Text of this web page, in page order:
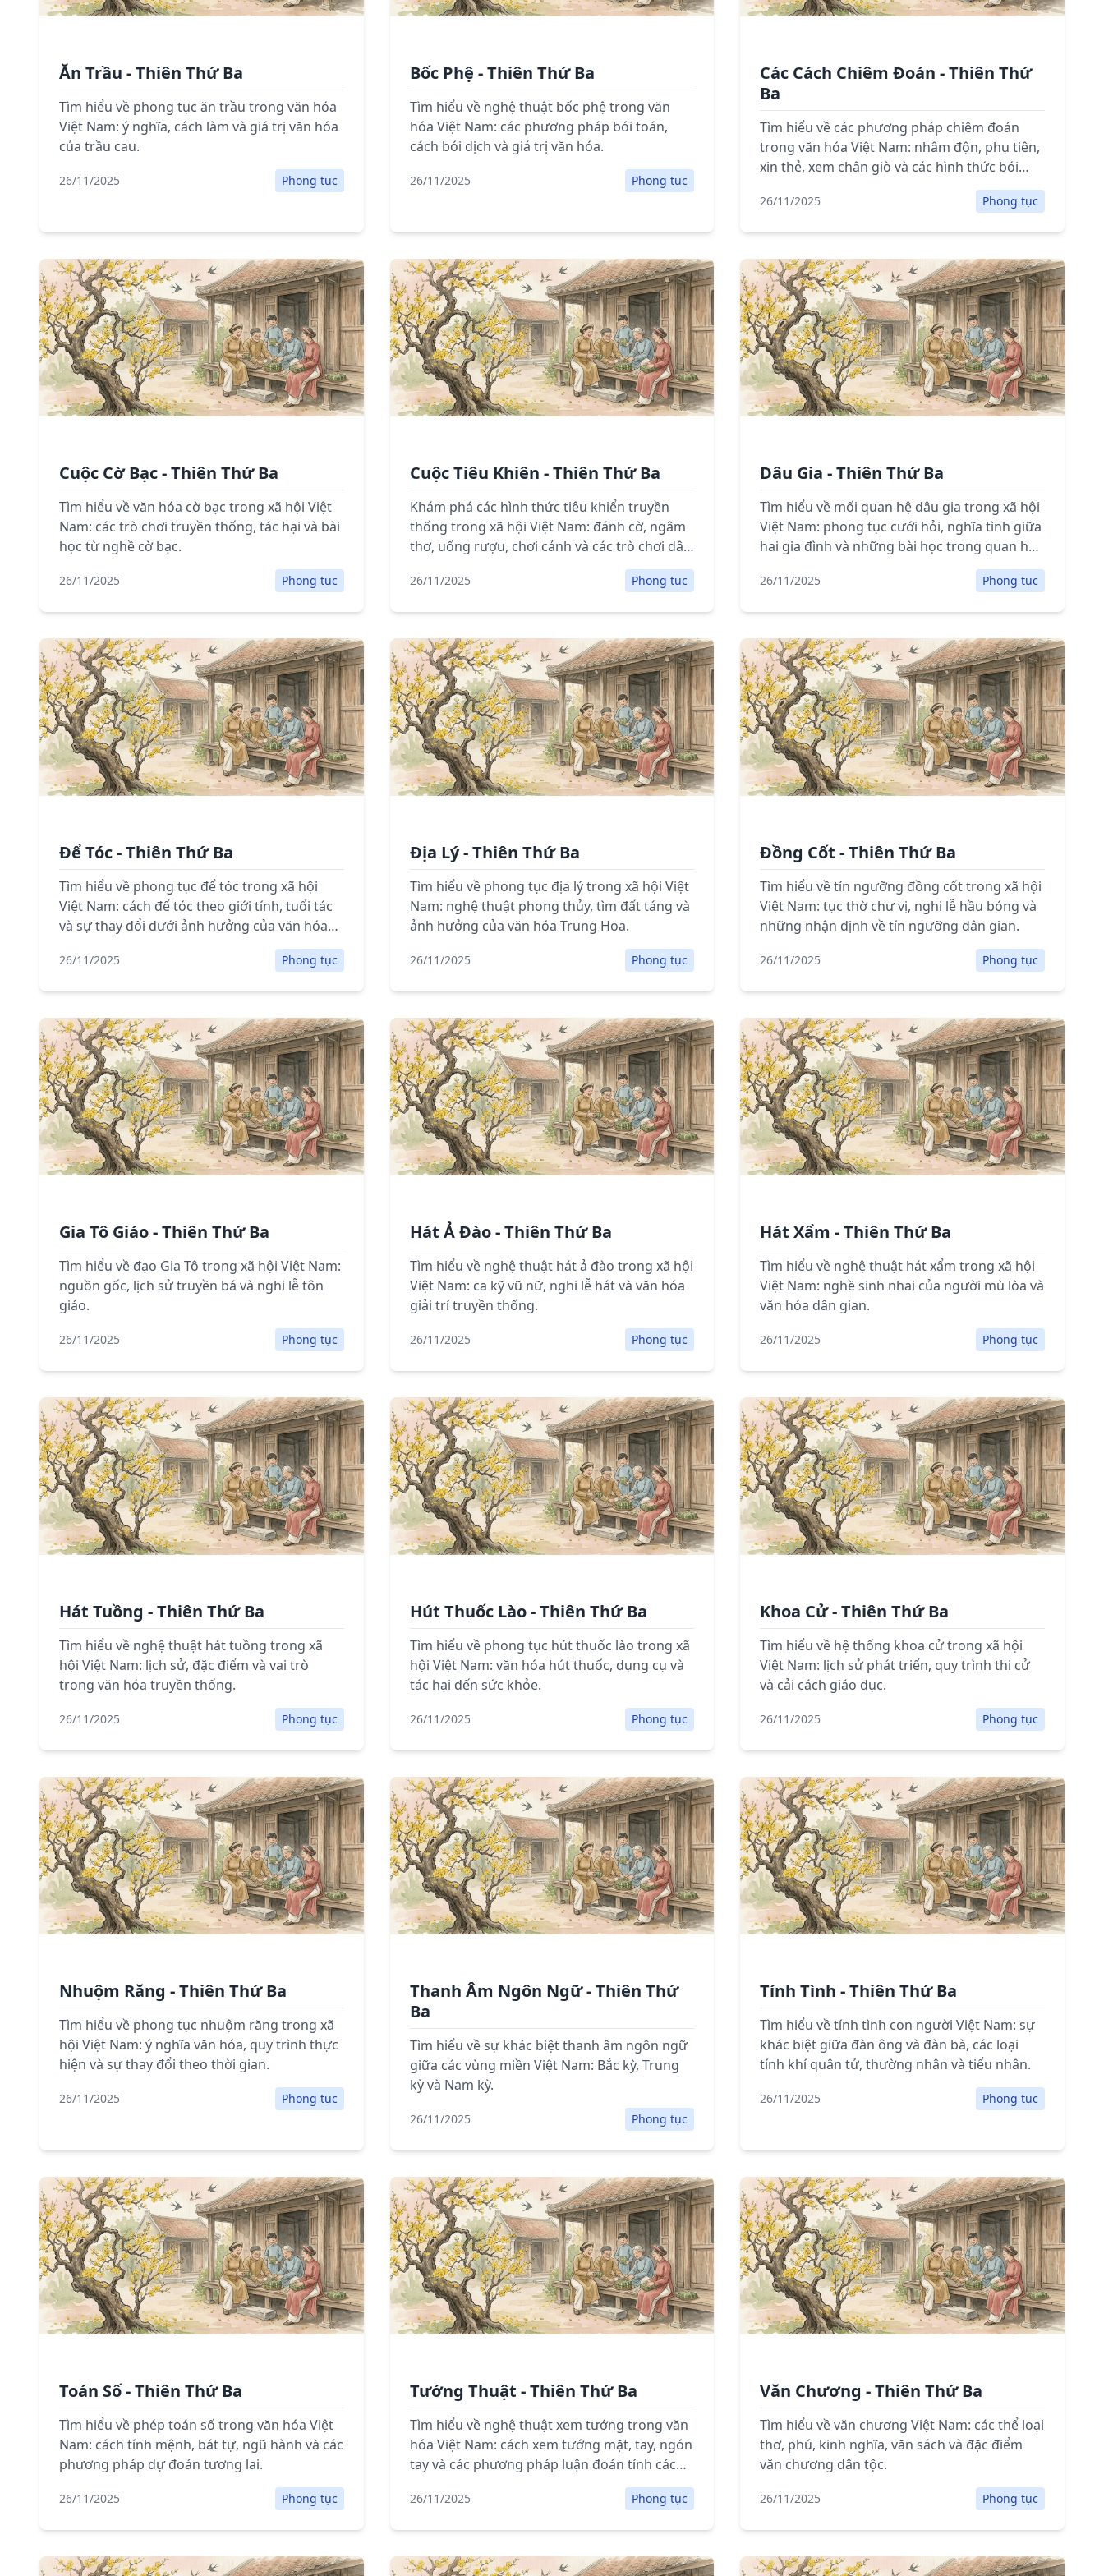
Ăn Trầu - Thiên Thứ Ba
Tìm hiểu về phong tục ăn trầu trong văn hóa
Việt Nam: ý nghĩa, cách làm và giá trị văn hóa
của trầu cau.
26/11/2025 Phong tục
Bốc Phệ - Thiên Thứ Ba
Tìm hiểu về nghệ thuật bốc phệ trong văn
hóa Việt Nam: các phương pháp bói toán,
cách bói dịch và giá trị văn hóa.
26/11/2025 Phong tục
Các Cách Chiêm Đoán - Thiên Thứ
Ba
Tìm hiểu về các phương pháp chiêm đoán
trong văn hóa Việt Nam: nhâm độn, phụ tiên,
xin thẻ, xem chân giò và các hình thức bói
26/11/2025 Phong tục
Cuộc Cờ Bạc - Thiên Thứ Ba
Tìm hiểu về văn hóa cờ bạc trong xã hội Việt
Nam: các trò chơi truyền thống, tác hại và bài
học từ nghề cờ bạc.
26/11/2025 Phong tục
Cuộc Tiêu Khiên - Thiên Thứ Ba
Khám phá các hình thức tiêu khiển truyền
thống trong xã hội Việt Nam: đánh cờ, ngâm
thơ, uống rượu, chơi cảnh và các trò chơi dân
26/11/2025 Phong tục
Dâu Gia - Thiên Thứ Ba
Tìm hiểu về mối quan hệ dâu gia trong xã hội
Việt Nam: phong tục cưới hỏi, nghĩa tình giữa
hai gia đình và những bài học trong quan hệ
26/11/2025 Phong tục
Để Tóc - Thiên Thứ Ba
Tìm hiểu về phong tục để tóc trong xã hội
Việt Nam: cách để tóc theo giới tính, tuổi tác
và sự thay đổi dưới ảnh hưởng của văn hóa
26/11/2025 Phong tục
Địa Lý - Thiên Thứ Ba
Tìm hiểu về phong tục địa lý trong xã hội Việt
Nam: nghệ thuật phong thủy, tìm đất táng và
ảnh hưởng của văn hóa Trung Hoa.
26/11/2025 Phong tục
Đồng Cốt - Thiên Thứ Ba
Tìm hiểu về tín ngưỡng đồng cốt trong xã hội
Việt Nam: tục thờ chư vị, nghi lễ hầu bóng và
những nhận định về tín ngưỡng dân gian.
26/11/2025 Phong tục
Gia Tô Giáo - Thiên Thứ Ba
Tìm hiểu về đạo Gia Tô trong xã hội Việt Nam:
nguồn gốc, lịch sử truyền bá và nghi lễ tôn
giáo.
26/11/2025 Phong tục
Hát Ả Đào - Thiên Thứ Ba
Tìm hiểu về nghệ thuật hát ả đào trong xã hội
Việt Nam: ca kỹ vũ nữ, nghi lễ hát và văn hóa
giải trí truyền thống.
26/11/2025 Phong tục
Hát Xẩm - Thiên Thứ Ba
Tìm hiểu về nghệ thuật hát xẩm trong xã hội
Việt Nam: nghề sinh nhai của người mù lòa và
văn hóa dân gian.
26/11/2025 Phong tục
Hát Tuồng - Thiên Thứ Ba
Tìm hiểu về nghệ thuật hát tuồng trong xã
hội Việt Nam: lịch sử, đặc điểm và vai trò
trong văn hóa truyền thống.
26/11/2025 Phong tục
Hút Thuốc Lào - Thiên Thứ Ba
Tìm hiểu về phong tục hút thuốc lào trong xã
hội Việt Nam: văn hóa hút thuốc, dụng cụ và
tác hại đến sức khỏe.
26/11/2025 Phong tục
Khoa Cử - Thiên Thứ Ba
Tìm hiểu về hệ thống khoa cử trong xã hội
Việt Nam: lịch sử phát triển, quy trình thi cử
và cải cách giáo dục.
26/11/2025 Phong tục
Nhuộm Răng - Thiên Thứ Ba
Tìm hiểu về phong tục nhuộm răng trong xã
hội Việt Nam: ý nghĩa văn hóa, quy trình thực
hiện và sự thay đổi theo thời gian.
26/11/2025 Phong tục
Thanh Âm Ngôn Ngữ - Thiên Thứ
Ba
Tìm hiểu về sự khác biệt thanh âm ngôn ngữ
giữa các vùng miền Việt Nam: Bắc kỳ, Trung
kỳ và Nam kỳ.
26/11/2025 Phong tục
Tính Tình - Thiên Thứ Ba
Tìm hiểu về tính tình con người Việt Nam: sự
khác biệt giữa đàn ông và đàn bà, các loại
tính khí quân tử, thường nhân và tiểu nhân.
26/11/2025 Phong tục
Toán Số - Thiên Thứ Ba
Tìm hiểu về phép toán số trong văn hóa Việt
Nam: cách tính mệnh, bát tự, ngũ hành và các
phương pháp dự đoán tương lai.
26/11/2025 Phong tục
Tướng Thuật - Thiên Thứ Ba
Tìm hiểu về nghệ thuật xem tướng trong văn
hóa Việt Nam: cách xem tướng mặt, tay, ngón
tay và các phương pháp luận đoán tính cách,
26/11/2025 Phong tục
Văn Chương - Thiên Thứ Ba
Tìm hiểu về văn chương Việt Nam: các thể loại
thơ, phú, kinh nghĩa, văn sách và đặc điểm
văn chương dân tộc.
26/11/2025 Phong tục